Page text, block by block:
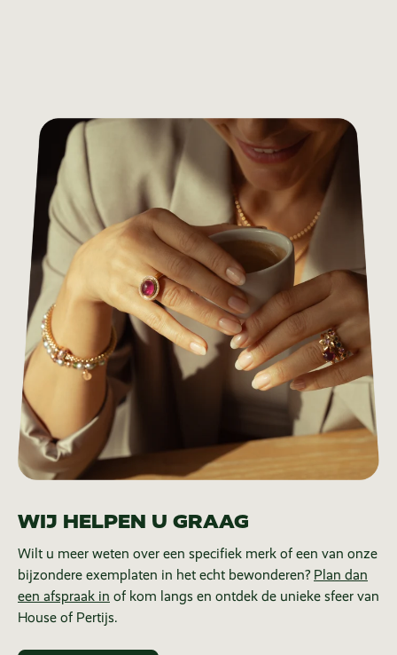
WIJ HELPEN U GRAAG
Wilt u meer weten over een specifiek merk of een van onze
bijzondere exemplaten in het echt bewonderen? Plan dan
een afspraak in of kom langs en ontdek de unieke sfeer van
House of Pertijs.